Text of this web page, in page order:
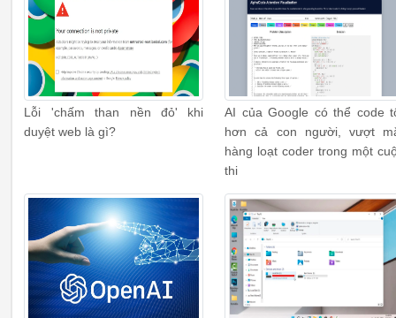
Lỗi 'chấm than nền đỏ' khi
duyệt web là gì?
AI của Google có thể code
hơn cả con người, vượt
hàng loạt coder trong một
thi